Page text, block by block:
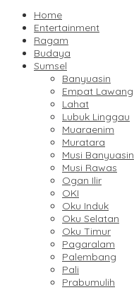
Home
Entertainment
Ragam
Budaya
Sumsel
Banyuasin
Empat Lawang
Lahat
Lubuk Linggau
Muaraenim
Muratara
Musi Banyuasin
Musi Rawas
Ogan Ilir
OKI
Oku Induk
Oku Selatan
Oku Timur
Pagaralam
Palembang
Pali
Prabumulih